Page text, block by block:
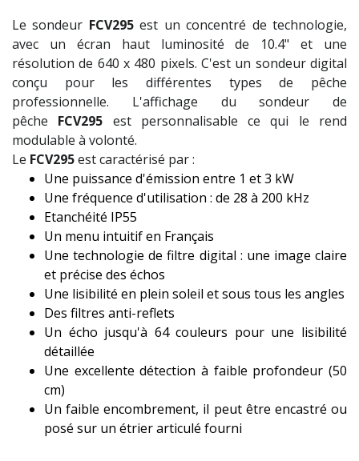
Le sondeur FCV295est un concentré de technologie,
avec un écran haut luminosité de 10.4" et une
résolution de 640 x 480 pixels. C'est un sondeur digital
conçu pour les différentes types de pêche
professionnelle. L'affichage du sondeur de
pêche FCV295 est personnalisable ce qui le rend
modulable à volonté.
Le FCV295est caractérisé par :
Une puissance d'émission entre 1 et 3 kW
Une fréquence d'utilisation : de 28 à 200 kHz
Etanchéité IP55
Un menu intuitif en Français
Une technologie de filtre digital : une image claire
et précise des échos
Une lisibilité en plein soleil et sous tous les angles
Des filtres anti-reflets
Un écho jusqu'à 64 couleurs pour une lisibilité
détaillée
Une excellente détection à faible profondeur (50
cm)
Un faible encombrement, il peut être encastré ou
posé sur un étrier articulé fourni